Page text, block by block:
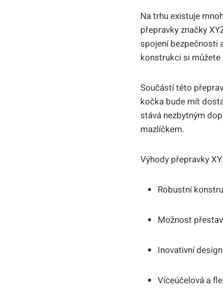
Na trhu existuje
přepravky značky
spojení bezpečnosti
konstrukci si můžete
Součástí této
kočka bude mít
stává nezbytným
mazlíčkem.
Výhody přepravky
Robustní
Možnost
Inovativní
Víceúčelová a